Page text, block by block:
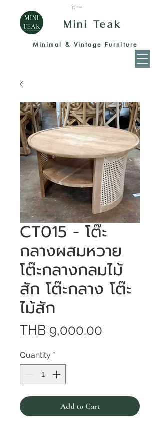
Mini Teak
Minimal & Vintage Furniture
Cart
CT015 - โต๊ะ
กลางผสมหวาย
โต๊ะกลางกลมไม้
สัก โต๊ะกลาง โต๊ะ
ไม้สัก
THB 9,000.00
Quantity *
Add to Cart